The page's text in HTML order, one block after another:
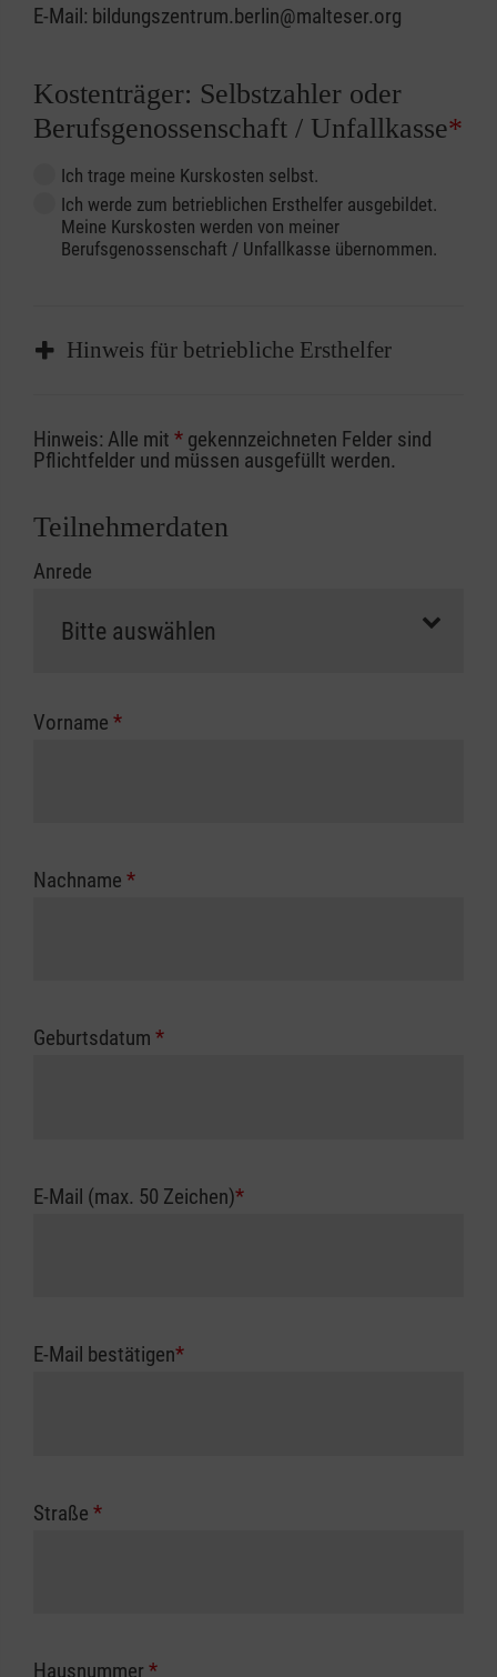
E-Mail: bildungszentrum.berlin@malteser.org
Kostenträger: Selbstzahler oder
Berufsgenossenschaft / Unfallkasse*
Ich trage meine Kurskosten selbst.
Ich werde zum betrieblichen Ersthelfer ausgebildet.
Meine Kurskosten werden von meiner
Berufsgenossenschaft / Unfallkasse übernommen.
Hinweis für betriebliche Ersthelfer
Sofern Sie ein Kostenübernahmeverfahren
Ihrer Berufsgenossenschaft / Unfallkasse
Abrechnungsunterlagen spätestens zu
erfolgt eine Abrechnung der vollen Kursgebühr
Die notwendigen Formulare für die
zuständigen Berufsgenossenschaft oder
Hinweis: Alle mit * gekennzeichneten Felder sind
Pflichtfelder und müssen ausgefüllt werden.
Teilnehmerdaten
Anrede
Vorname *
Nachname *
Geburtsdatum *
E-Mail (max. 50 Zeichen)*
E-Mail bestätigen*
Straße *
Hausnummer *